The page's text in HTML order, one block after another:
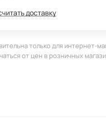
доставку
только для интернет-
от цен в розничных